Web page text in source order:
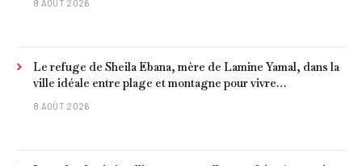
9 AOÛT 2026
Le refuge de Sheila Ebana, mère de Lamine Yamal, dans la
ville idéale entre plage et montagne pour vivre
tranquillement près de Barcelone
8 AOÛT 2026